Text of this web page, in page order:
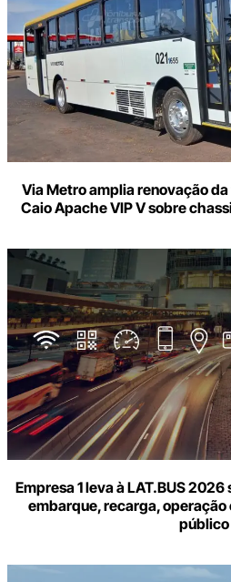
Via Metro amplia renovação
Caio Apache VIP V sobre
Empresa 1 leva à LAT.BUS
embarque, recarga,
público